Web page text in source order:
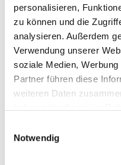
personalisieren,
zu können und die
analysieren. Außerdem
Verwendung unserer
soziale Medien,
Partner führen diese
weiteren Daten
Notwendig
LKW-Fahrer/in (m/w/d)
Disponent (m/w/d)
Wertstoffhofmitarbeiter
KFZ- und NFZ-